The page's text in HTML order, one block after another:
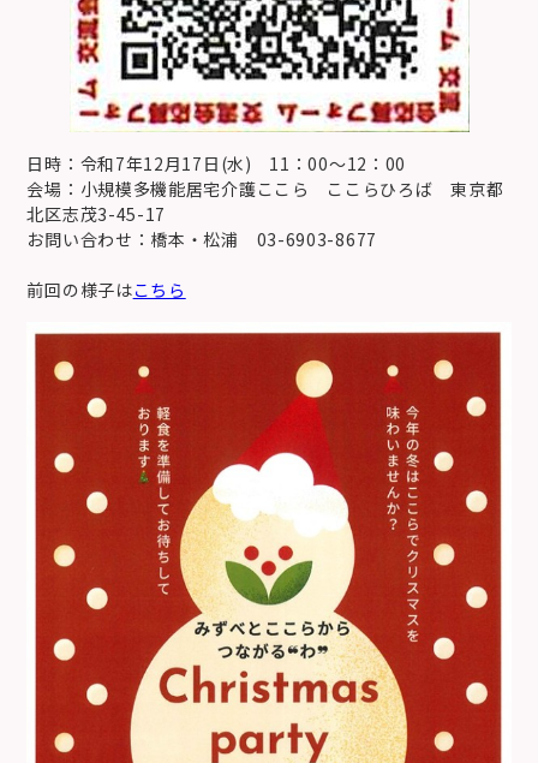
日時：令和7年12月17日(水) 11：00～12：00
会場：小規模多機能居宅介護ここら ここらひろば 東京都
北区志茂3-45-17
お問い合わせ：橋本・松浦 03-6903-8677
前回の様子はこちら